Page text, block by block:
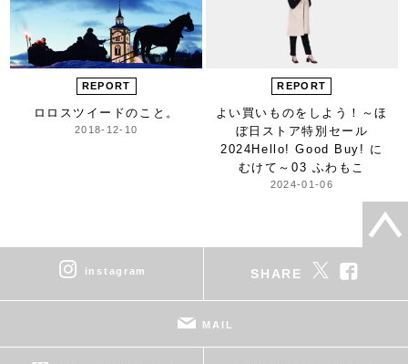
REPORT
ロロスツイードのこと。
2018-12-10
REPORT
よい買いものをしよう！ ～ほ
ぼ日ストア特別セール
2024 Hello! Good Buy! に
むけて～03 ふわもこ
2024-01-06
instagram SHARE
MAIL